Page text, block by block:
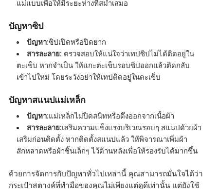
แม่แบบเพื่อให้มีระยะห่างที่สม่ำเสมอ
ปัญหาซิป
ปัญหา:ซิปเปิดหรือปิดยาก
สารละลาย: ตรวจสอบให้แน่ใจว่าเทปซิปไม่ได้ติดอยู่ใน
ตะเข็บ หากจำเป็น ให้แกะตะเข็บรอบซิปออกแล้วติดกลับ
เข้าไปใหม่ โดยระวังอย่าให้เทปติดอยู่ในตะเข็บ
ปัญหาสแนปแม่เหล็ก
ปัญหา:แม่เหล็กไม่ปิดสนิทหรือดึงออกจากเนื้อผ้า
สารละลาย:เสริมความแข็งแรงบริเวณรอบๆ สแนปด้วยผ้า
เสริมก่อนติดตั้ง หากติดตั้งสแนปแล้ว ให้พิจารณาเพิ่มผ้า
สักหลาดหรือผ้าชิ้นเล็กๆ ไว้ด้านหลังเพื่อให้รองรับได้มากขึ้น
ด้วยการจัดการกับปัญหาทั่วไปเหล่านี้ คุณสามารถมั่นใจได้ว่า
กระเป๋าสตางค์ที่ทำมือของคุณไม่เพียงแต่ดูดีเท่านั้น แต่ยังใช้